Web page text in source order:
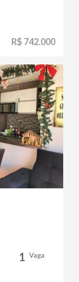
R$ 742.000
1 Vaga